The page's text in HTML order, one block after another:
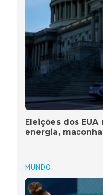
Eleições dos
energia,
MUNDO